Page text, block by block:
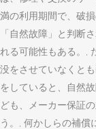
満の利用期間で、破
「自然故障」と判断
れる可能性もある。,
没をさせていなくと
をしていると、自然
ども、メーカー保証
う。, 何かしらの補償